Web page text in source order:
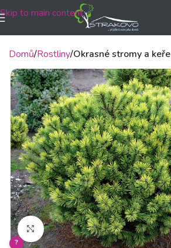
Skip to main content
Domů Rostliny Okrasné stromy a keře
Klikněte pro zvětšení
?